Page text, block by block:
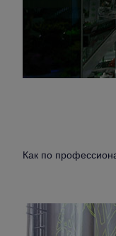
Как по